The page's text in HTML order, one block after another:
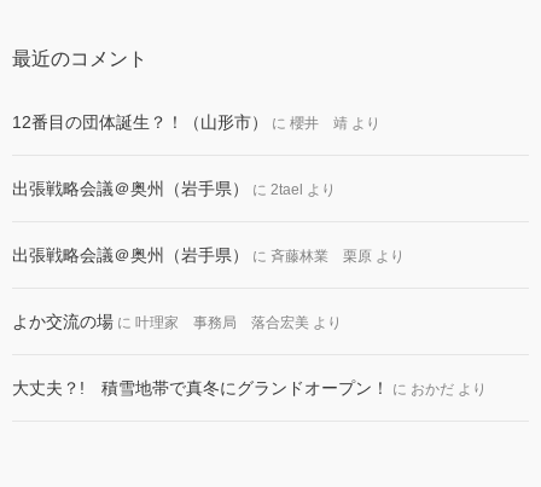
最近のコメント
12番目の団体誕生？！（山形市） に 櫻井 靖 より
出張戦略会議＠奥州（岩手県） に 2tael より
出張戦略会議＠奥州（岩手県） に 斉藤林業 栗原 より
よか交流の場 に 叶理家 事務局 落合宏美 より
大丈夫？! 積雪地帯で真冬にグランドオープン！ に おかだ より